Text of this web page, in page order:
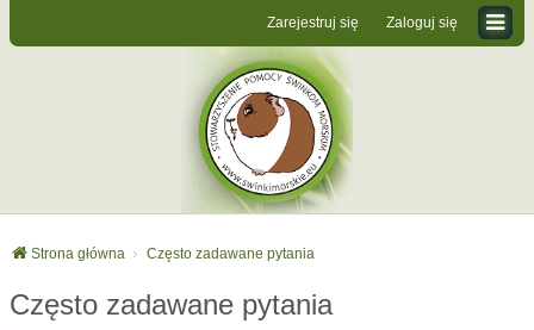
Zaloguj się
Zarejestruj się
Strona główna Często zadawane pytania
Często zadawane pytania